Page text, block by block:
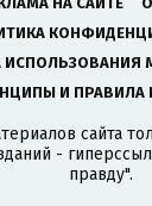
ИСПОЛЬЗОВАНИЯ
И ПРАВИЛА
сайта
-
правду".